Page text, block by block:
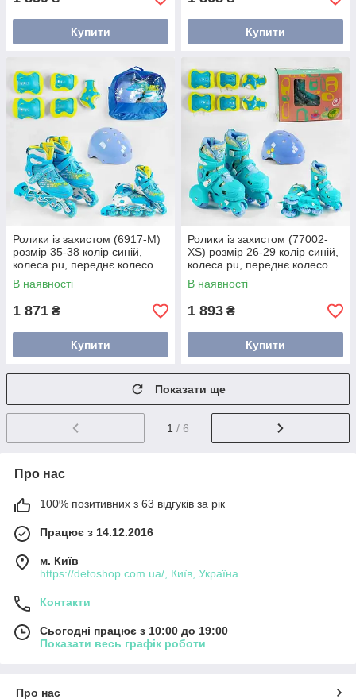
Купити Купити
Ролики із захистом (6917-М)
розмір 35-38 колір синій,
колеса pu, переднє колесо
світло, устілка 20-24 см, d
коліс — 6.5 см, у
В наявності
1 871 ₴
Купити
Ролики із захистом (77002-
XS) розмір 26-29 колір синій,
колеса pu, переднє колесо
світло, устілка — 15-16.5 см,
d коліс — 6 см, в
В наявності
1 893 ₴
Купити
Показати ще
1 / 6
Про нас
100% позитивних з 63 відгуків за рік
Працює з 14.12.2016
м. Київ
https://detoshop.com.ua/, Київ, Україна
Контакти
Сьогодні працює з 10:00 до 19:00
Показати весь графік роботи
Про нас